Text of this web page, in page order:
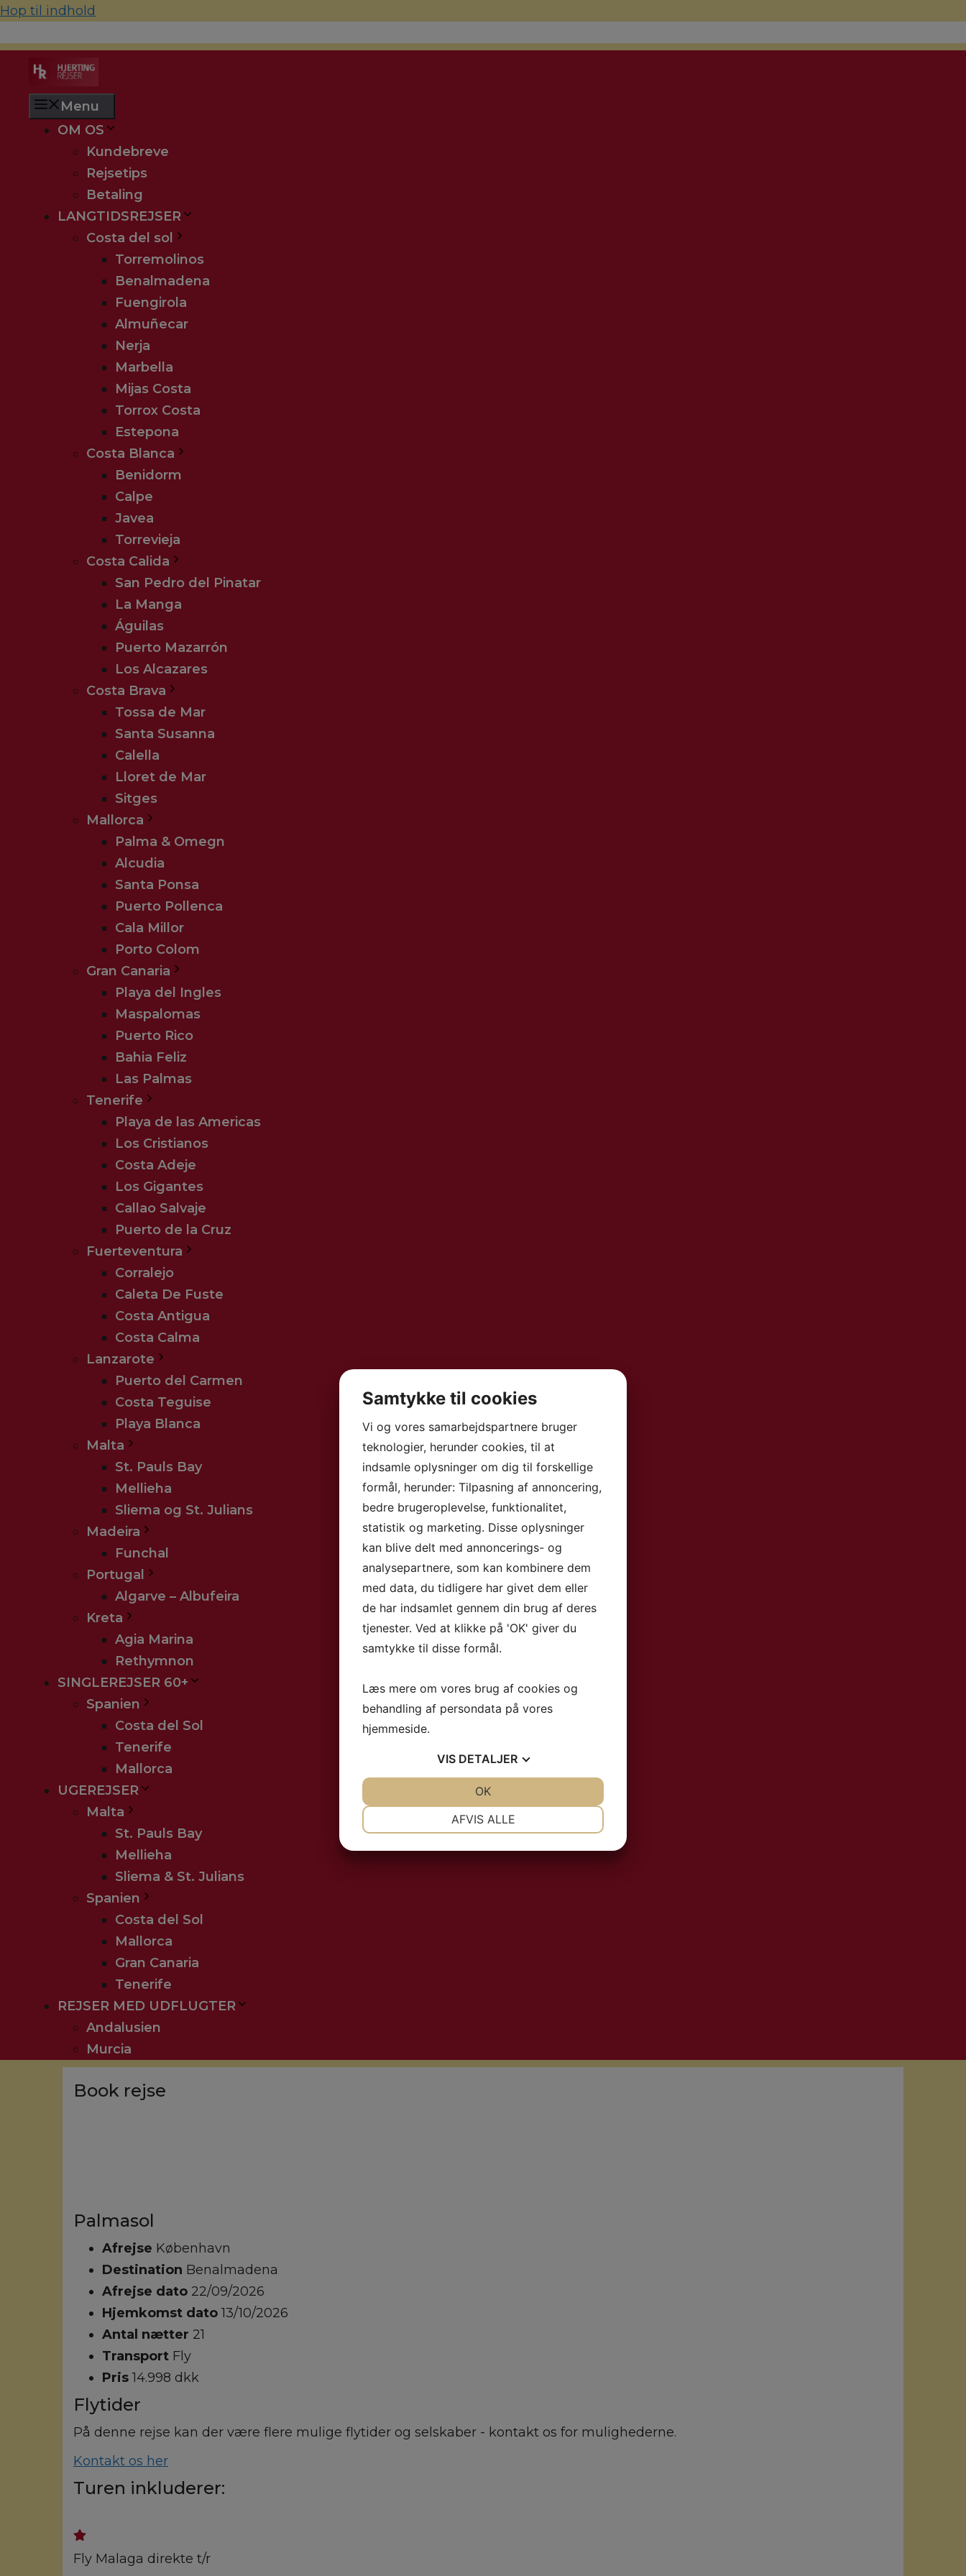
Hop til indhold
Menu
OM OS
Kundebreve
Rejsetips
Betaling
LANGTIDSREJSER
Costa del sol
Torremolinos
Benalmadena
Fuengirola
Almuñecar
Nerja
Marbella
Mijas Costa
Torrox Costa
Estepona
Costa Blanca
Benidorm
Calpe
Javea
Torrevieja
Costa Calida
San Pedro del Pinatar
La Manga
Águilas
Puerto Mazarrón
Los Alcazares
Costa Brava
Tossa de Mar
Santa Susanna
Calella
Lloret de Mar
Sitges
Mallorca
Palma & Omegn
Alcudia
Santa Ponsa
Puerto Pollenca
Cala Millor
Porto Colom
Gran Canaria
Playa del Ingles
Maspalomas
Puerto Rico
Bahia Feliz
Las Palmas
Tenerife
Playa de las Americas
Los Cristianos
Costa Adeje
Los Gigantes
Callao Salvaje
Puerto de la Cruz
Fuerteventura
Corralejo
Caleta De Fuste
Costa Antigua
Costa Calma
Lanzarote
Puerto del Carmen
Costa Teguise
Playa Blanca
Malta
St. Pauls Bay
Mellieha
Sliema og St. Julians
Madeira
Funchal
Portugal
Algarve – Albufeira
Kreta
Agia Marina
Rethymnon
SINGLEREJSER 60+
Spanien
Costa del Sol
Tenerife
Mallorca
UGEREJSER
Malta
St. Pauls Bay
Mellieha
Sliema & St. Julians
Spanien
Costa del Sol
Mallorca
Gran Canaria
Tenerife
REJSER MED UDFLUGTER
Andalusien
Murcia
Book rejse
Palmasol
Afrejse København
Destination Benalmadena
Afrejse dato 22/09/2026
Hjemkomst dato 13/10/2026
Antal nætter 21
Transport Fly
Pris 14.998 dkk
Flytider
På denne rejse kan der være flere mulige flytider og selskaber - kontakt os for mulighederne.
Kontakt os her
Turen inkluderer:
Fly Malaga direkte t/r
Samtykke til cookies
Vi og vores samarbejdspartnere bruger
teknologier, herunder cookies, til at
indsamle oplysninger om dig til forskellige
formål, herunder: Tilpasning af annoncering,
bedre brugeroplevelse, funktionalitet,
statistik og marketing. Disse oplysninger
kan blive delt med annoncerings- og
analysepartnere, som kan kombinere dem
med data, du tidligere har givet dem eller
de har indsamlet gennem din brug af deres
tjenester. Ved at klikke på 'OK' giver du
samtykke til disse formål.
Læs mere om vores brug af cookies og
behandling af persondata på vores
hjemmeside.
VIS DETALJER
AFVIS ALLE
OK